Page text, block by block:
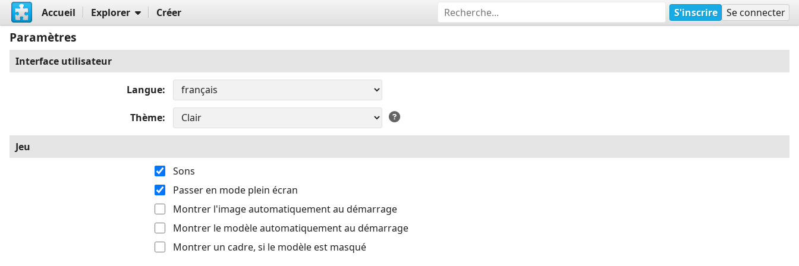
Accueil Explorer Créer S'inscrire Se connecter
Paramètres
Interface utilisateur
Langue
Thème
Jeu
Sons
Passer en mode plein écran
Montrer l'image automatiquement au démarrage
Montrer le modèle automatiquement au démarrage
Montrer un cadre, si le modèle est masqué